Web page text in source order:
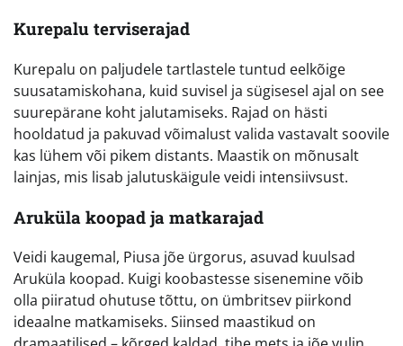
Kurepalu terviserajad
Kurepalu on paljudele tartlastele tuntud eelkõige
suusatamiskohana, kuid suvisel ja sügisesel ajal on see
suurepärane koht jalutamiseks. Rajad on hästi
hooldatud ja pakuvad võimalust valida vastavalt soovile
kas lühem või pikem distants. Maastik on mõnusalt
lainjas, mis lisab jalutuskäigule veidi intensiivsust.
Aruküla koopad ja matkarajad
Veidi kaugemal, Piusa jõe ürgorus, asuvad kuulsad
Aruküla koopad. Kuigi koobastesse sisenemine võib
olla piiratud ohutuse tõttu, on ümbritsev piirkond
ideaalne matkamiseks. Siinsed maastikud on